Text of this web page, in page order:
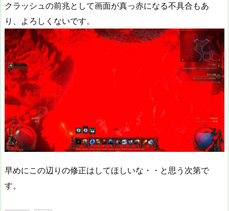
クラッシュの前兆として画面が真っ赤になる不具合もあ
り、よろしくないです。
早めにこの辺りの修正はしてほしいな・・と思う次第で
す。